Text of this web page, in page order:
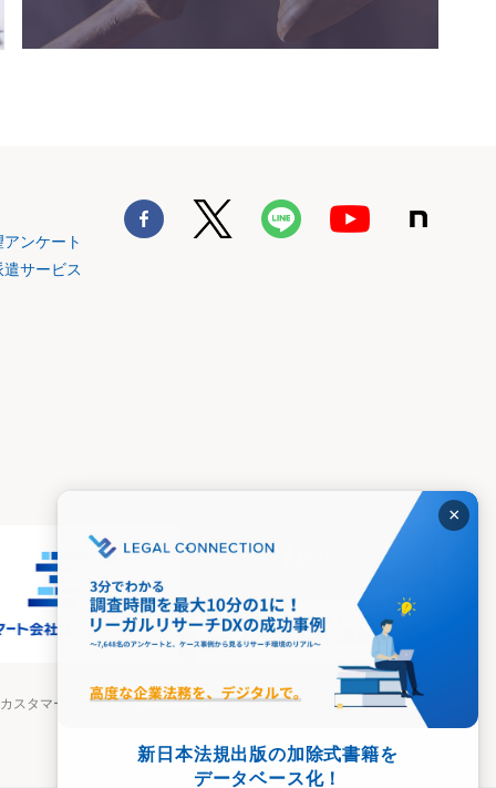
ンケート
サービス
カスタマーハラスメントに対する基本方針
×
新日本法規出版の加除式書籍を
データベース化！